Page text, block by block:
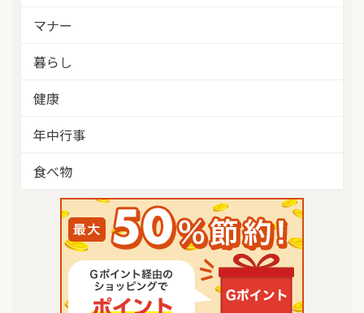
マナー
暮らし
健康
年中行事
食べ物